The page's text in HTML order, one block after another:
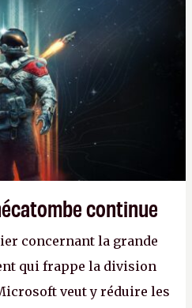
continue
concernant la grande
qui frappe la division
veut y réduire les